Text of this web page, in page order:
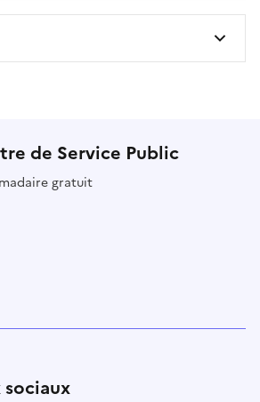
de Service Public
gratuit
sociaux